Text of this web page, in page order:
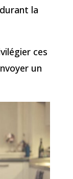
la
ces
un